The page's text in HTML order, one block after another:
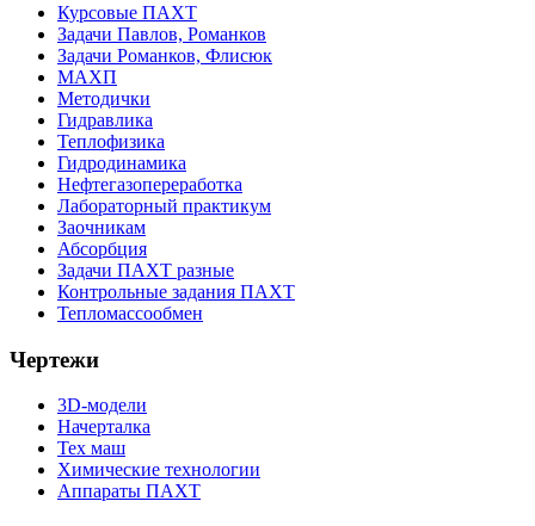
Курсовые ПАХТ
Задачи Павлов, Романков
Задачи Романков, Флисюк
МАХП
Методички
Гидравлика
Теплофизика
Гидродинамика
Нефтегазопереработка
Лабораторный практикум
Заочникам
Абсорбция
Задачи ПАХТ разные
Контрольные задания ПАХТ
Тепломассообмен
Чертежи
3D-модели
Начерталка
Тех маш
Химические технологии
Аппараты ПАХТ